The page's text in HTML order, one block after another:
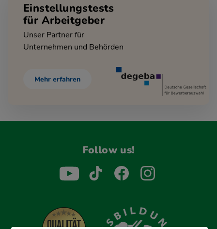
Einstellungstests
für Arbeitgeber
Unser Partner für
Unternehmen und Behörden
Mehr erfahren
Follow us!